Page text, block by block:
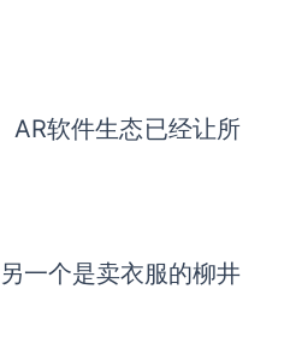
AR软件生态已经让所
一个是卖衣服的柳井